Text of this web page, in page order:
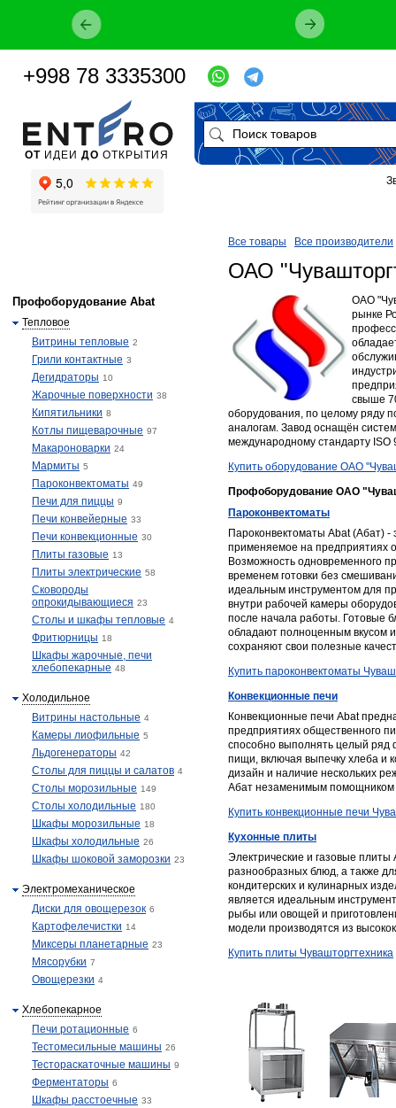
Все товары Все производители
ОАО
​​ОАО
рынке
свыше
оборудования, по целому ряду
аналогам. Завод оснащён
международному стандарту ISO
Купить оборудование ОАО
Профоборудование ОАО
Пароконвектоматы
Пароконвектоматы Abat (Абат) -
применяемое на предприятиях
Возможность одновременного
временем готовки без
идеальным инструментом для
внутри рабочей камеры
после начала работы. Готовые
обладают полноценным вкусом
сохраняют свои полезные
Купить пароконвектоматы
Конвекционные печи
Конвекционные печи Abat
предприятиях общественного
способно выполнять целый ряд
пищи, включая выпечку хлеба и
дизайн и наличие нескольких
Абат незаменимым помощником
Купить конвекционные печи
Кухонные плиты
Электрические и газовые
разнообразных блюд, а также
кондитерских и кулинарных
является идеальным
рыбы или овощей и
модели производятся из
Купить плиты Чувашторгтехника
Профоборудование Abat
Тепловое
Витрины тепловые 2
Грили контактные 3
Дегидраторы 10
Жарочные поверхности 38
Кипятильники 8
Котлы пищеварочные 97
Макароноварки 24
Мармиты 5
Пароконвектоматы 49
Печи для пиццы 9
Печи конвейерные 33
Печи конвекционные 30
Плиты газовые 13
Плиты электрические 58
Сковороды
опрокидывающиеся 23
Столы и шкафы тепловые 4
Фритюрницы 18
Шкафы жарочные, печи
хлебопекарные 48
Холодильное
Витрины настольные 4
Камеры лиофильные 5
Льдогенераторы 42
Столы для пиццы и салатов 4
Столы морозильные 149
Столы холодильные 180
Шкафы морозильные 18
Шкафы холодильные 26
Шкафы шоковой заморозки 23
Электромеханическое
Диски для овощерезок 6
Картофелечистки 14
Миксеры планетарные 23
Мясорубки 7
Овощерезки 4
Хлебопекарное
Печи ротационные 6
Тестомесильные машины 26
Тестораскаточные машины 9
Ферментаторы 6
Шкафы расстоечные 33
ОТ ИДЕИ ДО ОТКРЫТИЯ
+998 78 3335300